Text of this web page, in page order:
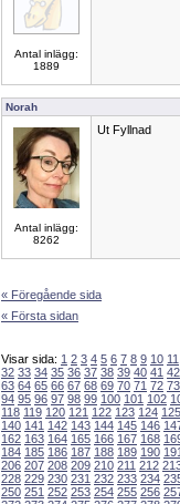
Antal inlägg:
1889
Norah
Antal inlägg:
8262
Ut Fyllnad
« Föregående sida
« Första sidan
Visar sida: 1 2 3 4 5 6 7 8 9 10 11
32 33 34 35 36 37 38 39 40 41 42
63 64 65 66 67 68 69 70 71 72 73
94 95 96 97 98 99 100 101 102
118 119 120 121 122 123 124 125
140 141 142 143 144 145 146
162 163 164 165 166 167 168
184 185 186 187 188 189 190 191
206 207 208 209 210 211 212
228 229 230 231 232 233 234
250 251 252 253 254 255 256